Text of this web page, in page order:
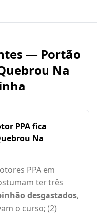
— Portão
Na
PPA fica
Na
PPA em
ter três
desgastados,
o curso; (2)